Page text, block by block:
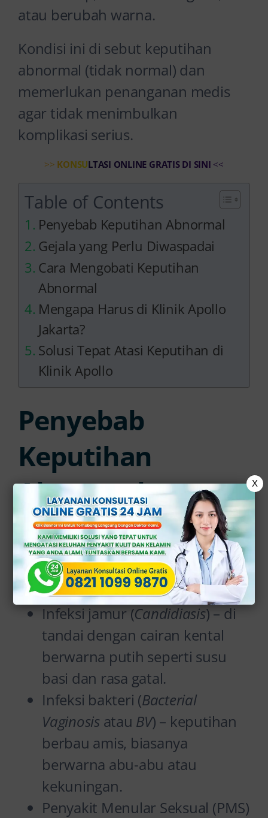
atau berubah warna.
Kondisi ini di sebut keputihan
abnormal (tidak normal) dan
memerlukan penanganan medis
agar tidak menimbulkan
komplikasi serius.
>> KONSULTASI ONLINE GRATIS DI SINI <<
Table of Contents
Penyebab Keputihan Abnormal
Gejala yang Perlu Diwaspadai
Cara Mengobati Keputihan
Abnormal
Mengapa Harus di Klinik Apollo
Jakarta?
Solusi Tepat Atasi Keputihan di
Klinik Apollo
Penyebab
Keputihan
Abnormal
Ada berbagai faktor yang bisa
menyebabkan keputihan abnormal
(tidak normal), di antaranya:
Infeksi jamur (Candidiasis) – di
tandai dengan cairan kental
berwarna putih seperti susu
basi dan rasa gatal.
Infeksi bakteri (Bacterial
Vaginosisatau BV) – keputihan
berbau amis, biasanya
berwarna abu-abu atau
kekuningan.
Penyakit Menular Seksual (PMS)
X